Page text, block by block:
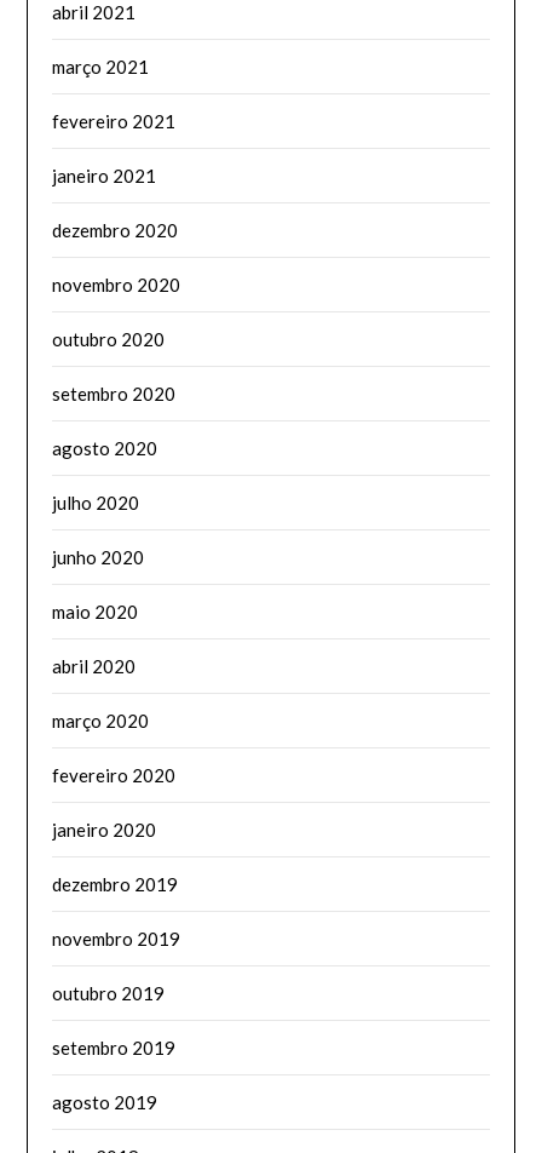
abril 2021
março 2021
fevereiro 2021
janeiro 2021
dezembro 2020
novembro 2020
outubro 2020
setembro 2020
agosto 2020
julho 2020
junho 2020
maio 2020
abril 2020
março 2020
fevereiro 2020
janeiro 2020
dezembro 2019
novembro 2019
outubro 2019
setembro 2019
agosto 2019